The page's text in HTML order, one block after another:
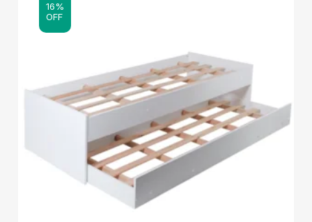
16%
OFF